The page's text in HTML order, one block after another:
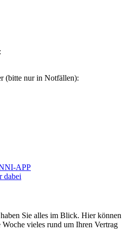
(bitte nur in Notfällen):
APP
dabei
Sie alles im Blick. Hier können
Woche vieles rund um Ihren Vertrag